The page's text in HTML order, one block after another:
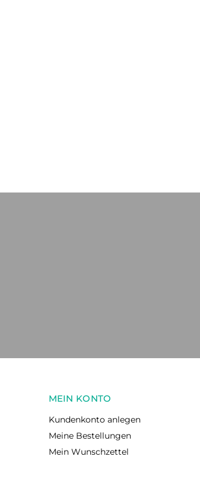
MEIN KONTO
Kundenkonto anlegen
Meine Bestellungen
Mein Wunschzettel